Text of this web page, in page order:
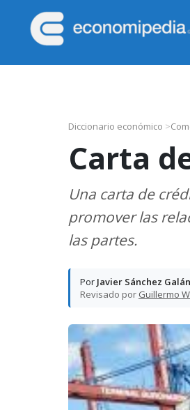
Saltar
Saltar
al
contenido
Saltar
Saltar
al
pie
Diccionario económico >
Carta
Una carta de
promover las
las partes.
Por Javier Sánchez Galán
Revisado por Guillermo